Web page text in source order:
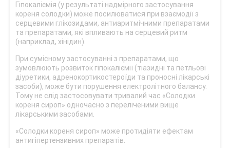
Гіпокаліємія (у результаті надмірного застосування
кореня солодки) може посилюватися при взаємодії з
серцевими глікозидами, антиаритмічними препаратами
та препаратами, які впливають на серцевий ритм
(наприклад, хінідин).
При сумісному застосуванні з препаратами, що
зумовлюють розвиток гіпокаліємії (тіазидні та петльові
діуретики, адренокортикостероїди та проносні лікарські
засоби), може бути порушення електролітного балансу.
Тому не слід застосовувати тривалий час «Солодки
кореня сироп» одночасно з переліченими вище
лікарськими засобами.
«Солодки кореня сироп» може протидіяти ефектам
антигіпертензивних препаратів.